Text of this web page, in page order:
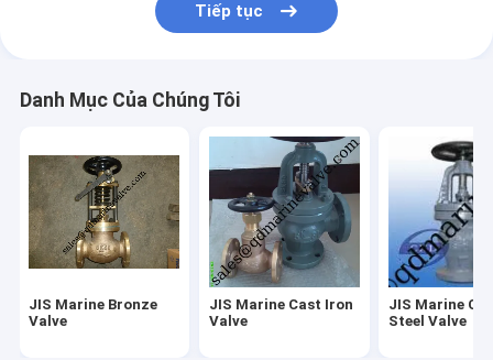
Phụ tùng van
Sách của Hiệp hội Cửa hàng Hàng hải IMPA
Kính nhìn-JIS F7218 F7234
Van đúc
Ventil chân bằng đồng biển
Tiếp tục
Danh Mục Của Chúng Tôi
JIS Marine Bronze
Valve
JIS Marine Cast Iron
Valve
JIS Marine
Steel Valve